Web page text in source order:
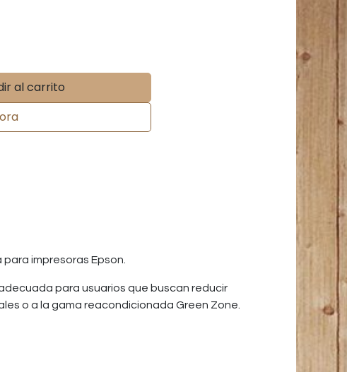
al carrito
impresoras Epson.
para usuarios que buscan reducir
o a la gama reacondicionada Green Zone.